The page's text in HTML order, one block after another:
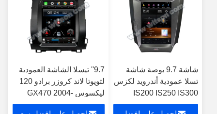
شاشة 9.7 بوصة شاشة
تسلا عمودية أندرويد لكزس
IS200 IS250 IS300
IS350 2006-2012
9.7'' تيسلا الشاشة العمودية
لتويوتا لاند كروزر برادو 120
ليكسوس GX470 2004-
2009 لاعب سيارات